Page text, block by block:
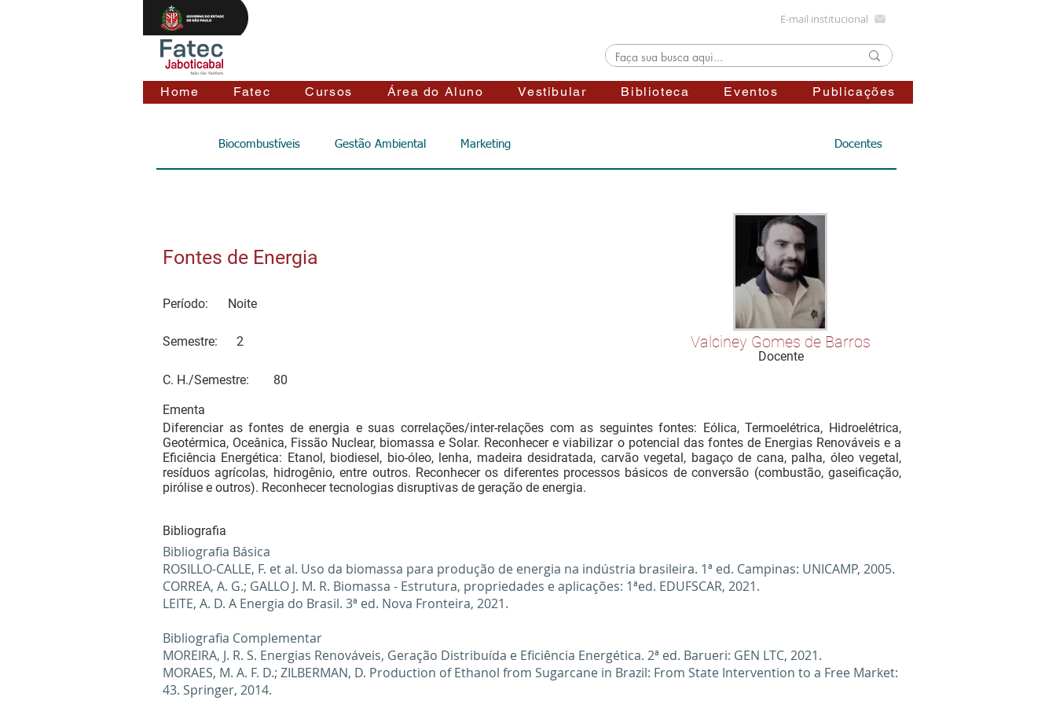
E-mail institucional
Home Fatec Cursos Área do Aluno Vestibular Biblioteca Eventos Publicações
Biocombustíveis Gestão Ambiental Marketing Docentes
80
C. H./Semestre:
2
Semestre:
Noite
Período:
Fontes de Energia
Docente
Valciney Gomes de Barros
Ementa
Diferenciar as fontes de energia e suas correlações/inter-relações com as seguintes fontes: Eólica, Termoelétrica, Hidroelétrica,
Geotérmica, Oceânica, Fissão Nuclear, biomassa e Solar. Reconhecer e viabilizar o potencial das fontes de Energias Renováveis e a
Eficiência Energética: Etanol, biodiesel, bio-óleo, lenha, madeira desidratada, carvão vegetal, bagaço de cana, palha, óleo vegetal,
resíduos agrícolas, hidrogênio, entre outros. Reconhecer os diferentes processos básicos de conversão (combustão, gaseificação,
pirólise e outros). Reconhecer tecnologias disruptivas de geração de energia.
Bibliografia
Bibliografia Básica
ROSILLO-CALLE, F. et al. Uso da biomassa para produção de energia na indústria brasileira. 1ª ed. Campinas: UNICAMP, 2005.
CORREA, A. G.; GALLO J. M. R. Biomassa - Estrutura, propriedades e aplicações: 1ªed. EDUFSCAR, 2021.
LEITE, A. D. A Energia do Brasil. 3ª ed. Nova Fronteira, 2021.
Bibliografia Complementar
MOREIRA, J. R. S. Energias Renováveis, Geração Distribuída e Eficiência Energética. 2ª ed. Barueri: GEN LTC, 2021.
MORAES, M. A. F. D.; ZILBERMAN, D. Production of Ethanol from Sugarcane in Brazil: From State Intervention to a Free Market:
43. Springer, 2014.